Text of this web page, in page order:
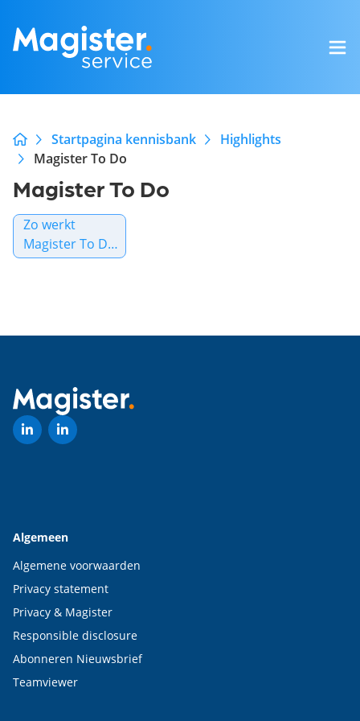
Startpagina kennisbank
Highlights
Magister To Do
Magister To Do
Zo werkt
Magister To Do
voor leerlingen
Algemeen
Algemene voorwaarden
Privacy statement
Privacy & Magister
Responsible disclosure
Abonneren Nieuwsbrief
Teamviewer